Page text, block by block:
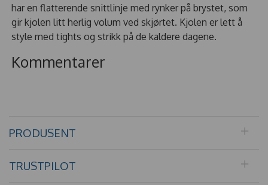
har en flatterende snittlinje med rynker på brystet, som
gir kjolen litt herlig volum ved skjørtet. Kjolen er lett å
style med tights og strikk på de kaldere dagene.
Kommentarer
PRODUSENT
TRUSTPILOT